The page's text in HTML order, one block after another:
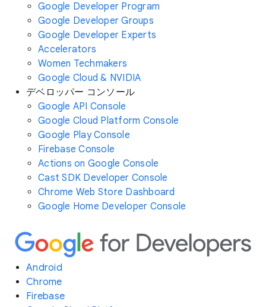
Google Developer Program
Google Developer Groups
Google Developer Experts
Accelerators
Women Techmakers
Google Cloud & NVIDIA
デベロッパー コンソール
Google API Console
Google Cloud Platform Console
Google Play Console
Firebase Console
Actions on Google Console
Cast SDK Developer Console
Chrome Web Store Dashboard
Google Home Developer Console
Android
Chrome
Firebase